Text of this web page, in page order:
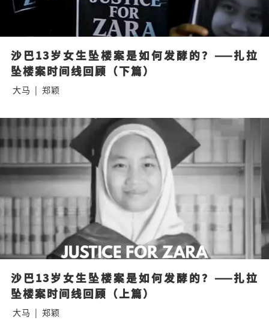
沙巴13岁女生坠楼案是如何发酵的？——扎拉
坠楼案时间线回顾（下篇）
大马 | 郑颖
沙巴13岁女生坠楼案是如何发酵的？——扎拉
坠楼案时间线回顾（上篇）
大马 | 郑颖